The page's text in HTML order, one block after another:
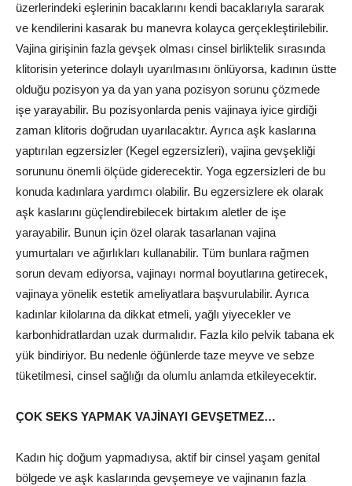
üzerlerindeki eşlerinin bacaklarını kendi bacaklarıyla sararak
ve kendilerini kasarak bu manevra kolayca gerçekleştirilebilir.
Vajina girişinin fazla gevşek olması cinsel birliktelik sırasında
klitorisin yeterince dolaylı uyarılmasını önlüyorsa, kadının üstte
olduğu pozisyon ya da yan yana pozisyon sorunu çözmede
işe yarayabilir. Bu pozisyonlarda penis vajinaya iyice girdiği
zaman klitoris doğrudan uyarılacaktır. Ayrıca aşk kaslarına
yaptırılan egzersizler (Kegel egzersizleri), vajina gevşekliği
sorununu önemli ölçüde giderecektir. Yoga egzersizleri de bu
konuda kadınlara yardımcı olabilir. Bu egzersizlere ek olarak
aşk kaslarını güçlendirebilecek birtakım aletler de işe
yarayabilir. Bunun için özel olarak tasarlanan vajina
yumurtaları ve ağırlıkları kullanabilir. Tüm bunlara rağmen
sorun devam ediyorsa, vajinayı normal boyutlarına getirecek,
vajinaya yönelik estetik ameliyatlara başvurulabilir. Ayrıca
kadınlar kilolarına da dikkat etmeli, yağlı yiyecekler ve
karbonhidratlardan uzak durmalıdır. Fazla kilo pelvik tabana ek
yük bindiriyor. Bu nedenle öğünlerde taze meyve ve sebze
tüketilmesi, cinsel sağlığı da olumlu anlamda etkileyecektir.
ÇOK SEKS YAPMAK VAJİNAYI GEVŞETMEZ…
Kadın hiç doğum yapmadıysa, aktif bir cinsel yaşam genital
bölgede ve aşk kaslarında gevşemeye ve vajinanın fazla